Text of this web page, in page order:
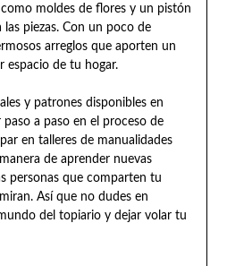
moldes de flores y un pistón
piezas. Con un poco de
arreglos que aporten un
espacio de tu hogar.
y patrones disponibles en
paso a paso en el proceso de
en talleres de manualidades
de aprender nuevas
personas que comparten tu
Así que no dudes en
del topiario y dejar volar tu